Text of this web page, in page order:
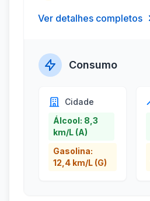
Ver detalhes completos
Consumo
Cidade
Álcool: 8,3
km/L (A)
Gasolina:
12,4 km/L (G)